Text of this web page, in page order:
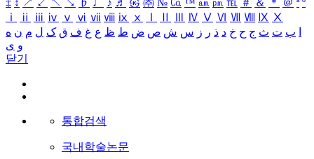
‡ ↕ ↗ ↙ ↖ ↘ ♭ ♩ ♪ ♬ ㉿ ㈜ № ㏇ ™ ㏂ ㏘ ℡ ＃ ＆ ＊ ＠ ª º
ⅰ
ⅱ ⅲ ⅳ ⅴ ⅵ ⅶ ⅷ ⅸ ⅹ Ⅳ Ⅴ Ⅵ Ⅶ Ⅷ Ⅸ Ⅹ
ب ت ث ج ح خ د ذ ر ز س ش ص ض ط ظ ع غ ف ق ک ل م ن ه
و ی
닫기
통합검색
국내학술논문